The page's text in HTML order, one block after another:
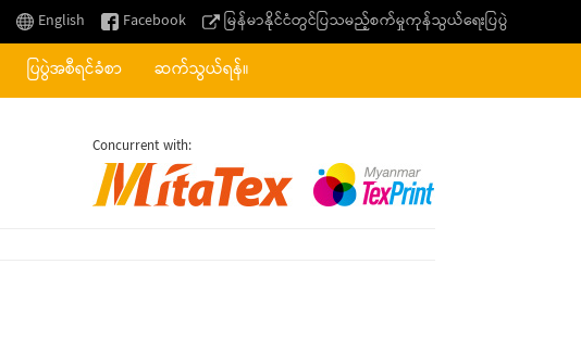
English Facebook မြန်မာနိုင်ငံတွင်ပြသမည့်စက်မှုကုန်သွယ်ရေးပြပွဲ
ပြပွဲအစီရင်ခံစာ ဆက်သွယ်ရန်။
Concurrent with: